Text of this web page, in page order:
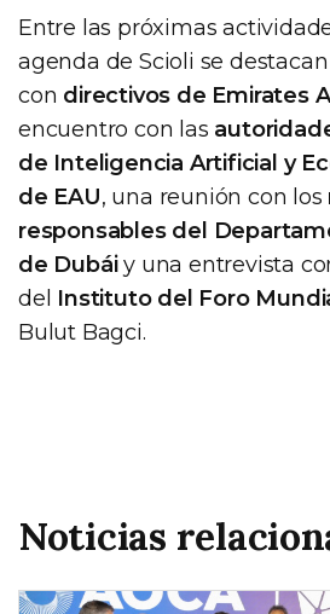
Entre las próximas
agenda de Scioli se
con directivos de Emirates
encuentro con las
de Inteligencia Artificial y
de EAU, una reunión con los
responsables del
de Dubáiy una entrevista
del Instituto del Foro
Bulut Bagci.
Noticias